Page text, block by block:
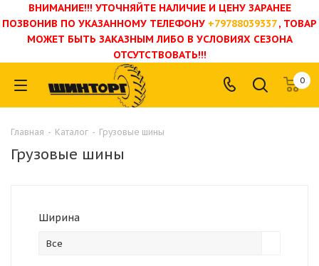
ВНИМАНИЕ!!! УТОЧНЯЙТЕ НАЛИЧИЕ И ЦЕНУ ЗАРАНЕЕ
ПОЗВОНИВ ПО УКАЗАННОМУ ТЕЛЕФОНУ +79788039337, ТОВАР
МОЖЕТ БЫТЬ ЗАКАЗНЫМ ЛИБО В УСЛОВИЯХ СЕЗОНА
ОТСУТСТВОВАТЬ!!!
0
Главная - Каталог - Грузовые шины
Грузовые шины
Ширина
Все